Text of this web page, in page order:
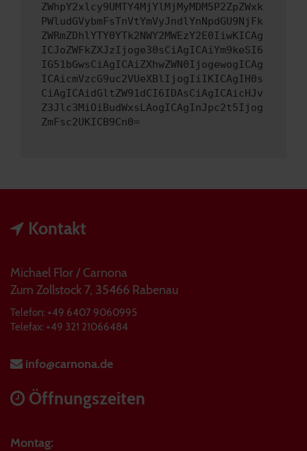
ZWhpY2xlcy9UMTY4MjYlMjMyMDM5P2ZpZWxk
PWludGVybmFsTnVtYmVyJndlYnNpdGU9NjFk
ZWRmZDhlYTY0YTk2NWY2MWEzY2E0IiwKICAg
ICJoZWFkZXJzIjoge30sCiAgICAiYm9keSI6
IG51bGwsCiAgICAiZXhwZWN0IjogewogICAg
ICAicmVzcG9uc2VUeXBlIjogIiIKICAgIH0s
CiAgICAidGltZW91dCI6IDAsCiAgICAicHJv
Z3Jlc3MiOiBudWxsLAogICAgInJpc2t5Ijog
ZmFsc2UKICB9Cn0=
Kontakt
Michael Flor / Carnona
Zum Zollstock 7, 35466 Rabenau
Telefon: +49 6407 9060995
Telefax: +49 321 21066484
info@carnona.de
Öffnungszeiten
Montag: